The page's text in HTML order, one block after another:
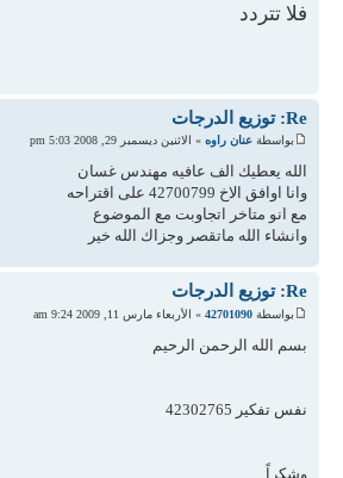
فلا تتردد
Re: توزيع الدرجات
بواسطة عنان راوه » الاثنين ديسمبر 29, 2008 5:03 pm
الله يعطيك الف عافيه مهندس غسان
وانا اوافق الاخ 42700799 على اقتراحه
مع انو متاخر اتجاوبت مع الموضوع
وانشاء الله ماتقصر وجزاك الله خير
Re: توزيع الدرجات
بواسطة 42701090 » الأربعاء مارس 11, 2009 9:24 am
بسم الله الرحمن الرحيم
نفس تفكير 42302765
وشكراً